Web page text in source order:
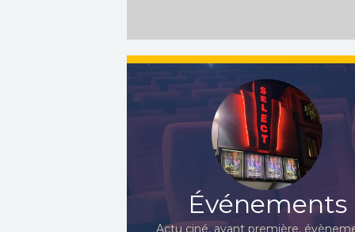
Événements
Actu ciné, avant première,